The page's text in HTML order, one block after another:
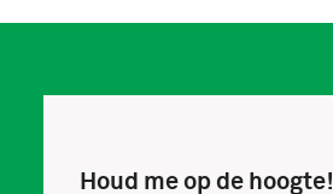
Houd me op de hoogte!